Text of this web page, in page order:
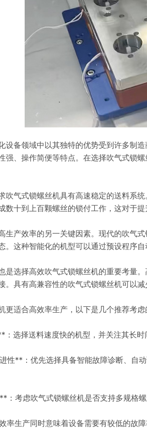
设备领域中以其独特的优势受到许多制
强、操作简便等特点。在选择吹气式锁
吹气式锁螺丝机具有高速稳定的送料系
数十到上百颗螺丝的锁付工作，这对于提
生产效率的另一关键因素。现代的吹气
。这种智能化的机型可以通过预设程序
是选择高效吹气式锁螺丝机的重要考量
。具有高兼容性的吹气式锁螺丝机可以
更适合高效率生产，以下是几个推荐考虑
选择送料速度快的机型，并关注其长时
性**：优先选择具备智能故障诊断、自
考虑吹气式锁螺丝机是否支持多规格
生产同时意味着设备需要有较低的故